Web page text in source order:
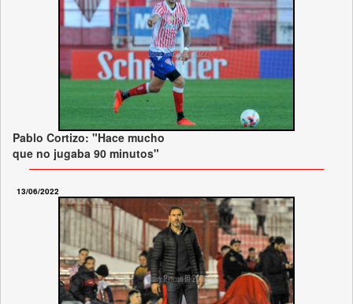
Pablo Cortizo: "Hace mucho
que no jugaba 90 minutos"
13/06/2022